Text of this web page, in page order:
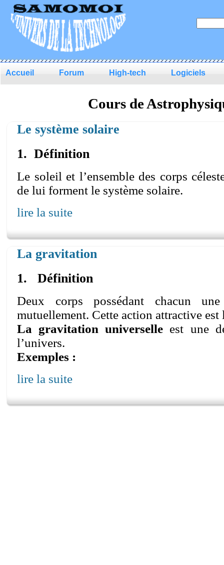
.
Accueil
Forum High-tech Logiciels
Cours de
Le système solaire
1. Définition
Le soleil et l’ensemble des corps
de lui forment le système solaire.
lire la suite
La gravitation
1. Définition
Deux corps possédant chacun une
mutuellement. Cette action attractive
La gravitation universelle est une
l’univers.
Exemples :
lire la suite